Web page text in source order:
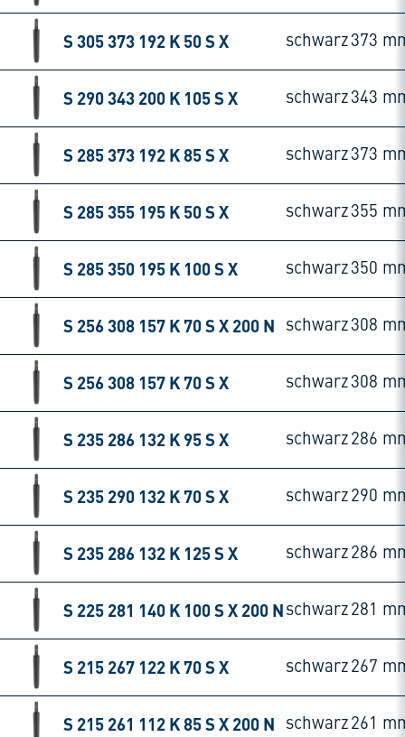
S 305 373 192 K 50 S X schwarz373
S 290 343 200 K 105 S X schwarz343
S 285 373 192 K 85 S X schwarz373
S 285 355 195 K 50 S X schwarz355
S 285 350 195 K 100 S X schwarz350
S 256 308 157 K 70 S X 200 N schwarz308
S 256 308 157 K 70 S X schwarz308
S 235 286 132 K 95 S X schwarz 286
S 235 290 132 K 70 S X schwarz 290
S 235 286 132 K 125 S X schwarz 286
S 225 281 140 K 100 S X 200 N schwarz 281
S 215 267 122 K 70 S X schwarz 267
S 215 261 112 K 85 S X 200 N schwarz 261